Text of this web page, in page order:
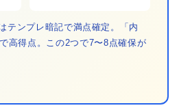
テンプレ暗記で満点確定。「内
高得点。この2つで7〜8点確保が